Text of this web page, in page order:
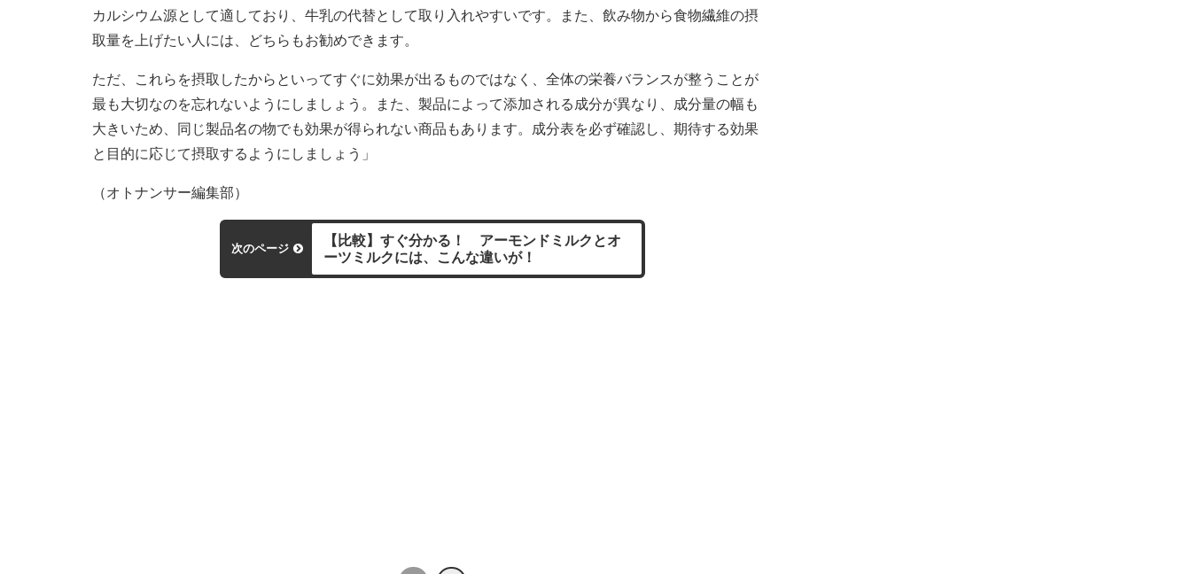
カルシウム源として適しており、牛乳の代替として取り入れやすいです。また、飲み物から食物繊維の摂
取量を上げたい人には、どちらもお勧めできます。
ただ、これらを摂取したからといってすぐに効果が出るものではなく、全体の栄養バランスが整うことが
最も大切なのを忘れないようにしましょう。また、製品によって添加される成分が異なり、成分量の幅も
大きいため、同じ製品名の物でも効果が得られない商品もあります。成分表を必ず確認し、期待する効果
と目的に応じて摂取するようにしましょう」
（オトナンサー編集部）
次のページ
【比較】すぐ分かる！ アーモンドミルクとオ
ーツミルクには、こんな違いが！